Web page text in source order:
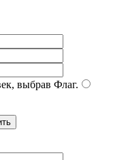
выбрав Флаг.